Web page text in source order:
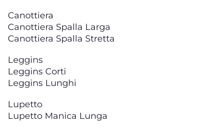
Canottiera
Canottiera Spalla Larga
Canottiera Spalla Stretta
Leggins
Leggins Corti
Leggins Lunghi
Lupetto
Lupetto Manica Lunga